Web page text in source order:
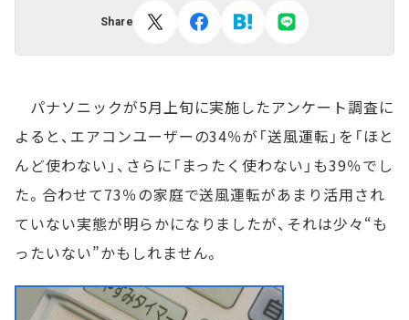
Share
パナソニックが5月上旬に実施したアンケート調査に
よると、エアコンユーザーの34％が「送風運転」を「ほと
んど使わない」、さらに「まったく使わない」も39％でし
た。合わせて73％の家庭で送風運転があまり活用され
ていない実態が明らかになりましたが、それは少々“も
ったいない”かもしれません。